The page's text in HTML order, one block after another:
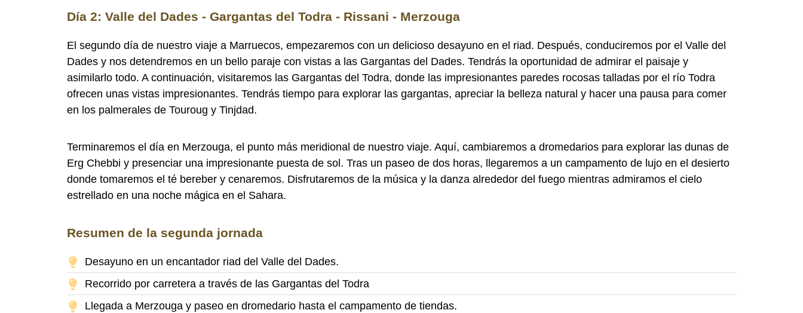
Día 2: Valle del Dades - Gargantas del Todra - Rissani - Merzouga
El segundo día de nuestro viaje a Marruecos, empezaremos con un delicioso desayuno en el riad. Después, conduciremos por el Valle del
Dades y nos detendremos en un bello paraje con vistas a las Gargantas del Dades. Tendrás la oportunidad de admirar el paisaje y
asimilarlo todo. A continuación, visitaremos las Gargantas del Todra, donde las impresionantes paredes rocosas talladas por el río Todra
ofrecen unas vistas impresionantes. Tendrás tiempo para explorar las gargantas, apreciar la belleza natural y hacer una pausa para comer
en los palmerales de Touroug y Tinjdad.
Terminaremos el día en Merzouga, el punto más meridional de nuestro viaje. Aquí, cambiaremos a dromedarios para explorar las dunas de
Erg Chebbi y presenciar una impresionante puesta de sol. Tras un paseo de dos horas, llegaremos a un campamento de lujo en el desierto
donde tomaremos el té bereber y cenaremos. Disfrutaremos de la música y la danza alrededor del fuego mientras admiramos el cielo
estrellado en una noche mágica en el Sahara.
Resumen de la segunda jornada
Desayuno en un encantador riad del Valle del Dades.
Recorrido por carretera a través de las Gargantas del Todra
Llegada a Merzouga y paseo en dromedario hasta el campamento de tiendas.